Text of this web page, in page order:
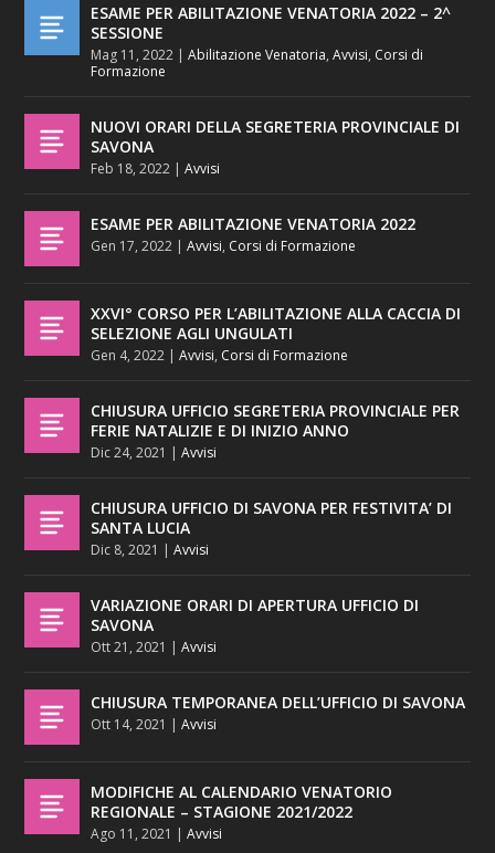
ESAME PER ABILITAZIONE VENATORIA 2022 – 2^
SESSIONE
Mag 11, 2022 |Abilitazione Venatoria,Avvisi, Corsi di
Formazione
NUOVI ORARI DELLA SEGRETERIA PROVINCIALE DI
SAVONA
Feb 18, 2022 |Avvisi
ESAME PER ABILITAZIONE VENATORIA 2022
Gen 17, 2022 |Avvisi, Corsi di Formazione
XXVI° CORSO PER L’ABILITAZIONE ALLA CACCIA DI
SELEZIONE AGLI UNGULATI
Gen 4, 2022 |Avvisi, Corsi di Formazione
CHIUSURA UFFICIO SEGRETERIA PROVINCIALE PER
FERIE NATALIZIE E DI INIZIO ANNO
Dic 24, 2021 |Avvisi
CHIUSURA UFFICIO DI SAVONA PER FESTIVITA’ DI
SANTA LUCIA
Dic 8, 2021 |Avvisi
VARIAZIONE ORARI DI APERTURA UFFICIO DI
SAVONA
Ott 21, 2021 |Avvisi
CHIUSURA TEMPORANEA DELL’UFFICIO DI SAVONA
Ott 14, 2021 |Avvisi
MODIFICHE AL CALENDARIO VENATORIO
REGIONALE – STAGIONE 2021/2022
Ago 11, 2021 |Avvisi